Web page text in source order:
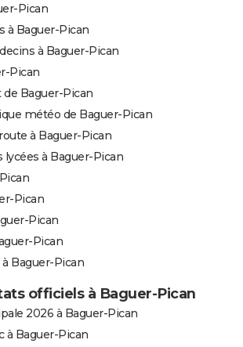
Pican
à Baguer-Pican
à Baguer-Pican
Pican
Baguer-Pican
météo de Baguer-Pican
à Baguer-Pican
à Baguer-Pican
Pican
Pican
Pican
Baguer-Pican
officiels à Baguer-Pican
2026 à Baguer-Pican
à Baguer-Pican